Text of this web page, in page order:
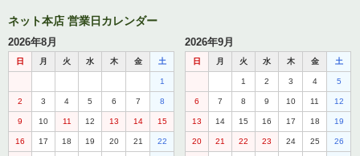
ネット本店 営業日カレンダー
2026年8月
日 月 火 水 木 金 土
1
2 3 4 5 6 7 8
9 10 11 12 13 14 15
16 17 18 19 20 21 22
2026年9月
日 月 火 水 木 金 土
1 2 3 4 5
6 7 8 9 10 11 12
13 14 15 16 17 18 19
20 21 22 23 24 25 26